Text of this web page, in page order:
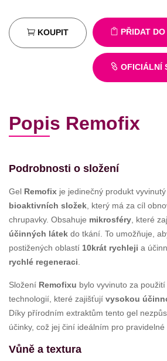
PŘIDAT
KOUPIT
OFICIÁLNÍ
Popis Remofix
Podrobnosti o složení
Gel Remofix je jedinečný produkt
bioaktivních složek, který má za cíl
chrupavky. Obsahuje mikrosféry, které
účinných látek do tkání. To umožňuje,
postižených oblastí 10krát rychleji a
rychlé regeneraci.
Složení Remofixu bylo vyvinuto za
technologií, které zajišťují vysokou
Díky přírodním extraktům tento gel
účinky, což jej činí ideálním pro pravidelné
Vůně a textura